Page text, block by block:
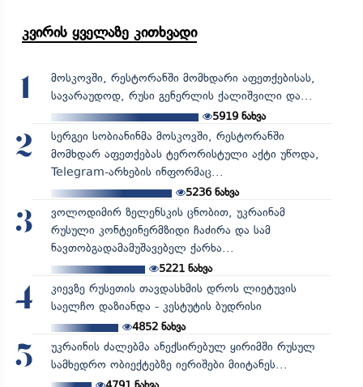
კვირის ყველაზე კითხვადი
1
მოსკოვში, რესტორანში მომხდარი აფეთქებისას,
სავარაუდოდ, რუსი გენერლის ქალიშვილი და...
5919 ნახვა
2
სერგეი სობიანინმა მოსკოვში, რესტორანში
მომხდარ აფეთქებას ტერორისტული აქტი უწოდა,
Telegram-არხების ინფორმაც...
5236ნახვა
3
ვოლოდიმირ ზელენსკის ცნობით, უკრაინამ
რუსული კონტეინერმზიდი ჩაძირა და სამ
ნავთობგადამამუშავებელ ქარხა...
5221ნახვა
4
კიევზე რუსეთის თავდასხმის დროს ლიეტუვის
საელჩო დაზიანდა - კესტუტის ბუდრისი
4852ნახვა
5
უკრაინის ძალებმა ანექსირებულ ყირიმში რუსულ
სამხედრო ობიექტებზე იერიშები მიიტანეს...